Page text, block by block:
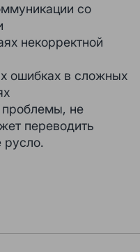
со
некорректной
ошибках в сложных
не
переводить
русло.